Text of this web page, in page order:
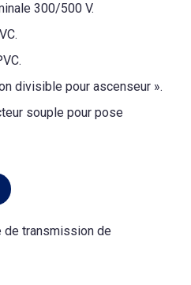
300/500 V.
divisible pour ascenseur ».
souple pour pose
de transmission de